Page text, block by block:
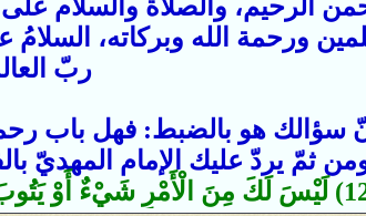
الرحيم، والصلاة والسلام على
ورحمة الله وبركاته،
ربّ
إنّ سؤالك هو بالضبط: فهل باب
ومن ثمّ يردّ عليك الإمام المهديّ